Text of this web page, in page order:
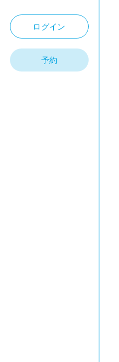
ログイン
予約